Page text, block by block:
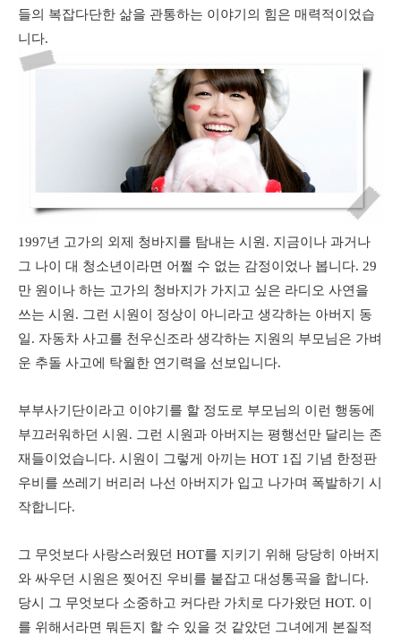
들의 복잡다단한 삶을 관통하는 이야기의 힘은 매력적이었습
니다.
1997년 고가의 외제 청바지를 탐내는 시원. 지금이나 과거나
그 나이 대 청소년이라면 어쩔 수 없는 감정이었나 봅니다. 29
만 원이나 하는 고가의 청바지가 가지고 싶은 라디오 사연을
쓰는 시원. 그런 시원이 정상이 아니라고 생각하는 아버지 동
일. 자동차 사고를 천우신조라 생각하는 지원의 부모님은 가벼
운 추돌 사고에 탁월한 연기력을 선보입니다.
부부사기단이라고 이야기를 할 정도로 부모님의 이런 행동에
부끄러워하던 시원. 그런 시원과 아버지는 평행선만 달리는 존
재들이었습니다. 시원이 그렇게 아끼는 HOT 1집 기념 한정판
우비를 쓰레기 버리러 나선 아버지가 입고 나가며 폭발하기 시
작합니다.
그 무엇보다 사랑스러웠던 HOT를 지키기 위해 당당히 아버지
와 싸우던 시원은 찢어진 우비를 붙잡고 대성통곡을 합니다.
당시 그 무엇보다 소중하고 커다란 가치로 다가왔던 HOT. 이
를 위해서라면 뭐든지 할 수 있을 것 같았던 그녀에게 본질적